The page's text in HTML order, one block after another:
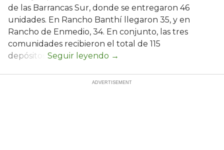
de las Barrancas Sur, donde se entregaron 46
unidades. En Rancho Banthí llegaron 35, y en
Rancho de Enmedio, 34. En conjunto, las tres
comunidades recibieron el total de 115
depósitos.